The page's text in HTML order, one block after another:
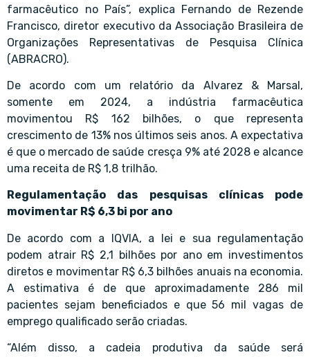
farmacêutico no País”, explica Fernando de Rezende
Francisco, diretor executivo da Associação Brasileira de
Organizações Representativas de Pesquisa Clínica
(ABRACRO).
De acordo com um relatório da Alvarez & Marsal,
somente em 2024, a indústria farmacêutica
movimentou R$ 162 bilhões, o que representa
crescimento de 13% nos últimos seis anos. A expectativa
é que o mercado de saúde cresça 9% até 2028 e alcance
uma receita de R$ 1,8 trilhão.
Regulamentação das pesquisas clínicas pode
movimentar R$ 6,3 bi por ano
De acordo com a IQVIA, a lei e sua regulamentação
podem atrair R$ 2,1 bilhões por ano em investimentos
diretos e movimentar R$ 6,3 bilhões anuais na economia.
A estimativa é de que aproximadamente 286 mil
pacientes sejam beneficiados e que 56 mil vagas de
emprego qualificado serão criadas.
“Além disso, a cadeia produtiva da saúde será